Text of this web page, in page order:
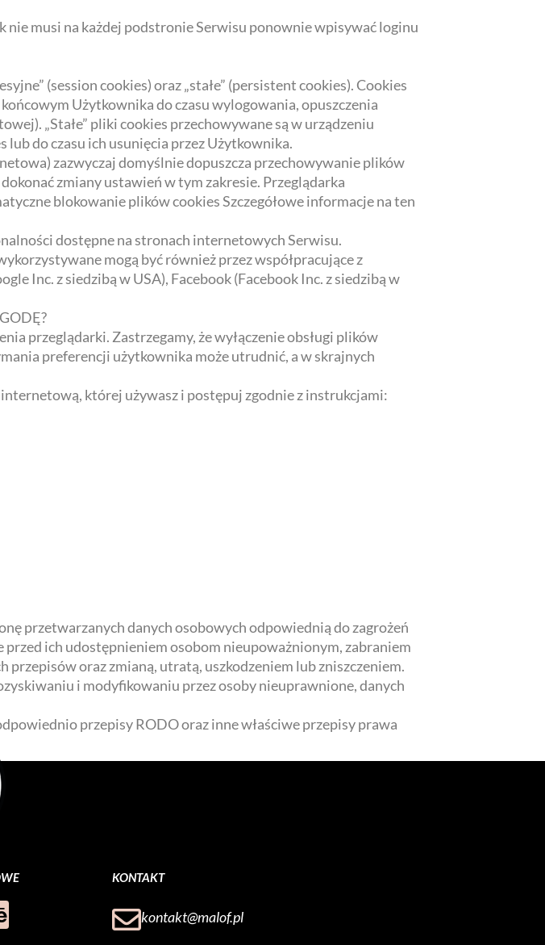
musi na każdej podstronie Serwisu ponownie wpisywać loginu
(session cookies) oraz „stałe” (persistent cookies). Cookies
Użytkownika do czasu wylogowania, opuszczenia
„Stałe” pliki cookies przechowywane są w urządzeniu
do czasu ich usunięcia przez Użytkownika.
zazwyczaj domyślnie dopuszcza przechowywanie plików
zmiany ustawień w tym zakresie. Przeglądarka
blokowanie plików cookies Szczegółowe informacje na ten
dostępne na stronach internetowych Serwisu.
mogą być również przez współpracujące z
Inc. z siedzibą w USA), Facebook (Facebook Inc. z siedzibą w
przeglądarki. Zastrzegamy, że wyłączenie obsługi plików
preferencji użytkownika może utrudnić, a w skrajnych
której używasz i postępuj zgodnie z instrukcjami:
przetwarzanych danych osobowych odpowiednią do zagrożeń
przed ich udostępnieniem osobom nieupoważnionym, zabraniem
oraz zmianą, utratą, uszkodzeniem lub zniszczeniem.
i modyfikowaniu przez osoby nieuprawnione, danych
przepisy RODO oraz inne właściwe przepisy prawa
KONTAKT
kontakt@malof.pl